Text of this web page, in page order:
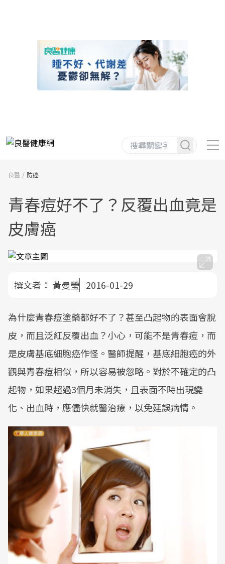
良醫 防癌
青春痘好不了？反覆出血竟是
皮膚癌
撰文者： 黃曼瑩 2016-01-29
為什麼青春痘塗藥都好不了？甚至凸起物的表面會脫
皮，而且泛紅反覆出血？小心，可能不是青春痘，而
是皮膚基底細胞癌作怪。醫師提醒，基底細胞癌的外
觀與青春痘相似，所以容易被忽略。對於不確定的凸
起物，如果超過3個月未消失，且表面不時出現變
化、出血時，應儘快就醫治療，以免延誤病情。